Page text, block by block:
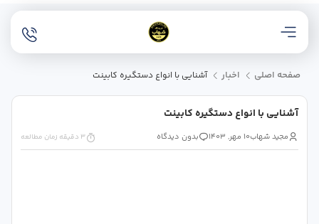
صفحه اصلی اخبار آشنایی با انواع دستگیره کابینت
آشنایی با انواع دستگیره کابینت
مجید شهاب10 مهر, 1403 بدون دیدگاه 3 دقیقه زمان مطالعه